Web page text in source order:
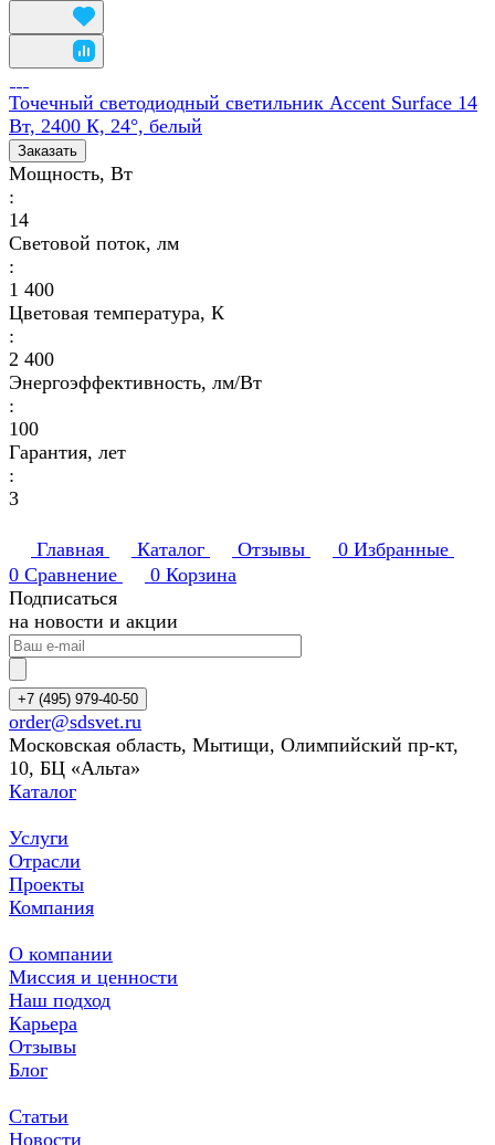
Точечный светодиодный светильник Accent Surface 14
Вт, 2400 К, 24°, белый
Заказать
Мощность, Вт
:
14
Световой поток, лм
:
1 400
Цветовая температура, К
:
2 400
Энергоэффективность, лм/Вт
:
100
Гарантия, лет
:
3
Главная Каталог Отзывы 0 Избранные
0 Сравнение 0 Корзина
Подписаться
на новости и акции
+7 (495) 979-40-50
order@sdsvet.ru
Московская область, Мытищи, Олимпийский пр-кт,
10, БЦ «Альта»
Каталог
Услуги
Отрасли
Проекты
Компания
О компании
Миссия и ценности
Наш подход
Карьера
Отзывы
Блог
Статьи
Новости